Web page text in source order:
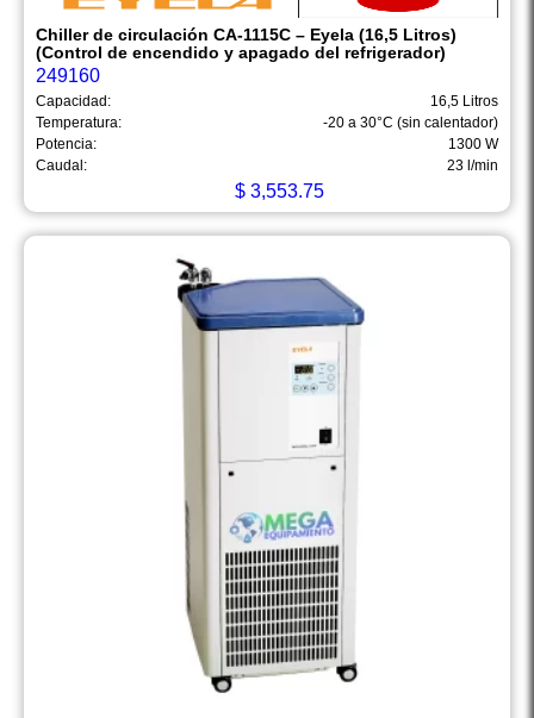
Chiller de circulación CA-1115C – Eyela (16,5 Litros)
(Control de encendido y apagado del refrigerador)
249160
Capacidad:
16,5 Litros
Temperatura:
-20 a 30°C (sin calentador)
Potencia:
1300 W
Caudal:
23 l/min
$3,553.75